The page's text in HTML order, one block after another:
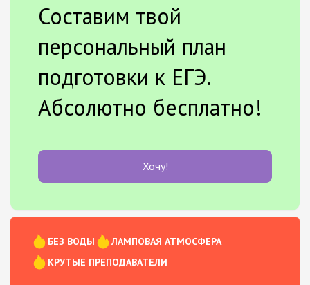
Составим твой
персональный план
подготовки к ЕГЭ.
Абсолютно бесплатно!
Хочу!
БЕЗ ВОДЫ
ЛАМПОВАЯ АТМОСФЕРА
КРУТЫЕ ПРЕПОДАВАТЕЛИ